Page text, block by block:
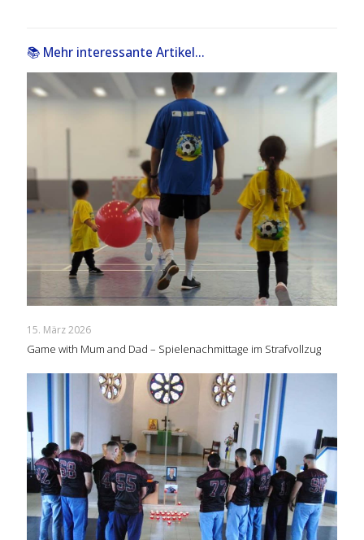
📚 Mehr interessante Artikel...
15. März 2026
Game with Mum and Dad – Spielenachmittage im Strafvollzug